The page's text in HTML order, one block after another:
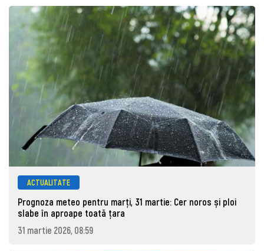
ACTUALITATE
Prognoza meteo pentru marţi, 31 martie: Cer noros și ploi
slabe în aproape toată țara
31 martie 2026, 08:59